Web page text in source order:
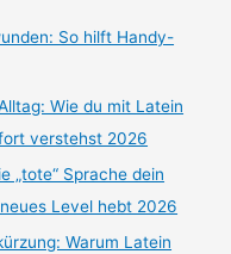
So hilft Handy-
Wie du mit Latein
verstehst 2026
„tote“ Sprache dein
Level hebt 2026
Warum Latein